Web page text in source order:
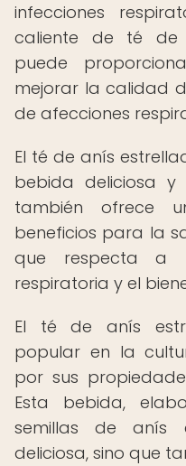
infecciones
caliente de té de
puede
mejorar la calidad
de afecciones
El té de anís
bebida deliciosa y
también ofrece
beneficios para la
que respecta a
respiratoria y el
El té de anís
popular en la
por sus
Esta bebida,
semillas de anís
deliciosa, sino que